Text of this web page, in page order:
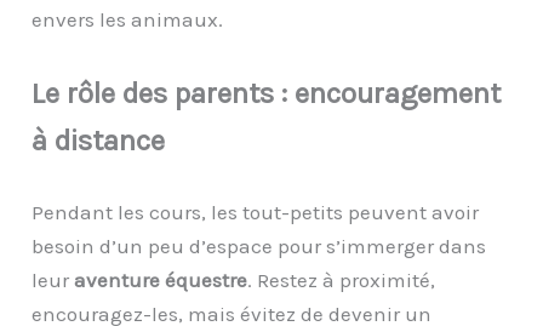
envers les animaux.
Le rôle des parents : encouragement
à distance
Pendant les cours, les tout-petits peuvent avoir
besoin d’un peu d’espace pour s’immerger dans
leuraventure équestre. Restez à proximité,
encouragez-les, mais évitez de devenir un